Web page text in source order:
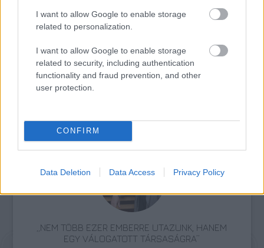
I want to allow Google to enable storage
related to personalization.
I want to allow Google to enable storage
related to security, including authentication
functionality and fraud prevention, and other
user protection.
CONFIRM
Data Deletion Data Access Privacy Policy
Képzőművészet Képző
AZ EMBERSÉG ÜNNEPE
„NEM TÖBB EZER EMBERRE UTAZUNK, HANEM
EGY VÁLOGATOTT TÁRSASÁGRA”